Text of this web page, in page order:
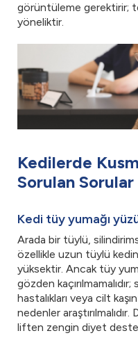
görüntüleme gerektirir;
yöneliktir.
Kedilerde
Sorulan Sorular
Kedi tüy yumağı
Arada bir tüylü,
özellikle uzun tüylü
yüksektir. Ancak tüy
gözden
hastalıkları veya cilt
nedenler
liften zengin diyet